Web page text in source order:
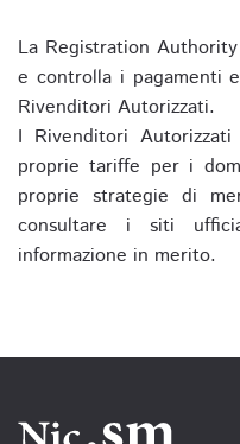
La Registration
e controlla i pagamenti
Rivenditori Autorizzati.
I Rivenditori
proprie tariffe per i
proprie strategie di
consultare i siti
informazione in merito.